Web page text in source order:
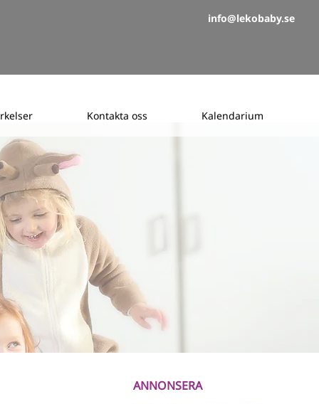
info@lekobaby.se
Kontakta oss Kalendarium
ANNONSERA